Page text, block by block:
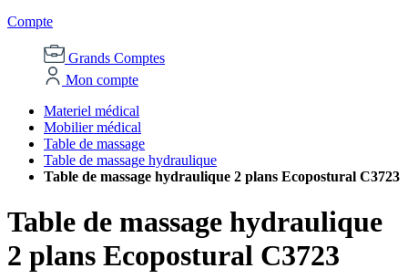
Compte
Grands Comptes
Mon compte
Materiel médical
Mobilier médical
Table de massage
Table de massage hydraulique
Table de massage hydraulique 2 plans Ecopostural C3723
Table de massage hydraulique
2 plans Ecopostural C3723